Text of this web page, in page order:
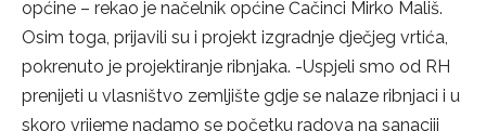
općine – rekao je načelnik općine Čačinci Mirko Mališ.
Osim toga, prijavili su i projekt izgradnje dječjeg vrtića,
pokrenuto je projektiranje ribnjaka. -Uspjeli smo od RH
prenijeti u vlasništvo zemljište gdje se nalaze ribnjaci i u
skoro vrijeme nadamo se početku radova na sanaciji